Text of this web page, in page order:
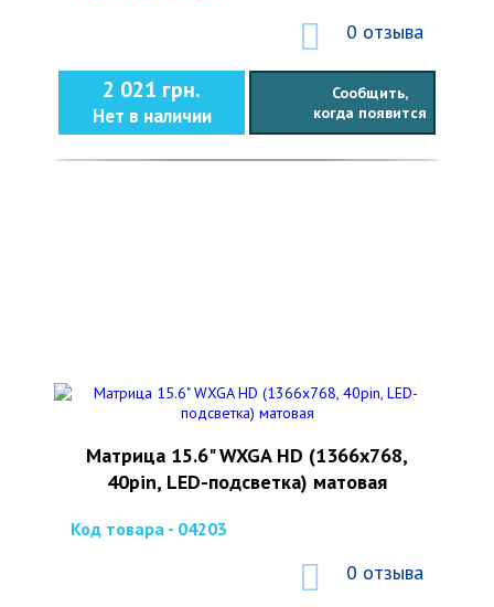
0 отзыва
2 021 грн.
Нет в наличии
Сообщить,
когда появится
Матрица 15.6" WXGA HD (1366x768,
40pin, LED-подсветка) матовая
Код товара - 04203
0 отзыва